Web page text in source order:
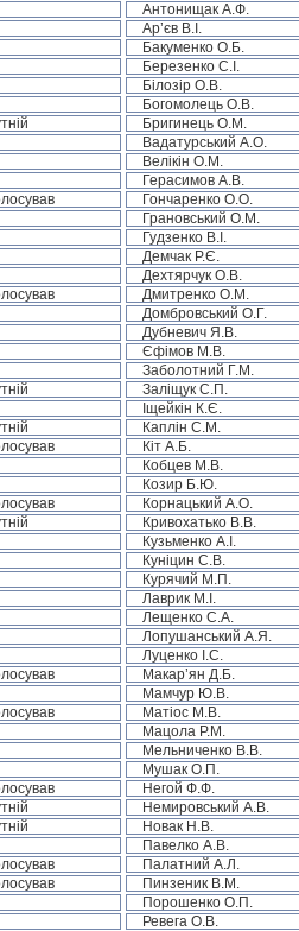
Антонищак А.Ф.
Ар’єв В.І.
Бакуменко О.Б.
Березенко С.І.
Білозір О.В.
Богомолець О.В.
Бригинець О.М.
Вадатурський А.О.
Велікін О.М.
Герасимов А.В.
Гончаренко О.О.
Грановський О.М.
Гудзенко В.І.
Демчак Р.Є.
Дехтярчук О.В.
Дмитренко О.М.
Домбровський О.Г.
Дубневич Я.В.
Єфімов М.В.
Заболотний Г.М.
Заліщук С.П.
Іщейкін К.Є.
Каплін С.М.
Кіт А.Б.
Кобцев М.В.
Козир Б.Ю.
Корнацький А.О.
Кривохатько В.В.
Кузьменко А.І.
Куніцин С.В.
Курячий М.П.
Лаврик М.І.
Лещенко С.А.
Лопушанський А.Я.
Луценко І.С.
Макар’ян Д.Б.
Мамчур Ю.В.
Матіос М.В.
Мацола Р.М.
Мельниченко В.В.
Мушак О.П.
Негой Ф.Ф.
Немировський А.В.
Новак Н.В.
Павелко А.В.
Палатний А.Л.
Пинзеник В.М.
Порошенко О.П.
Ревега О.В.